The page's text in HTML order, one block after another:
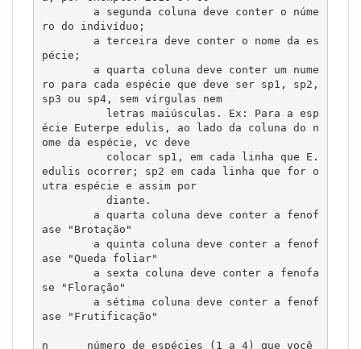
ro do indivíduo;
pécie;
ro para cada espécie que deve ser sp1, sp2,
sp3 ou sp4, sem vírgulas nem
écie Euterpe edulis, ao lado da coluna do n
ome da espécie, vc deve
edulis ocorrer; sp2 em cada linha que for o
utra espécie e assim por
ase "Brotação"
ase "Queda foliar"
se "Floração"
ase "Frutificação"
n      número de espécies (1 a 4) que você